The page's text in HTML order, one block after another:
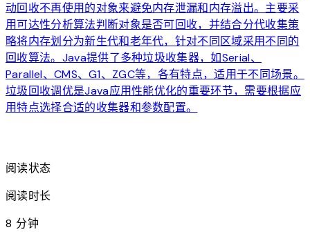
动回收不再使用的对象来避免内存泄漏和内存溢出。主要采
用可达性分析算法判断对象是否可回收，并结合分代收集策
略将内存划分为新生代和老年代，针对不同区域采用不同的
回收算法。Java提供了多种垃圾收集器，如Serial、
Parallel、CMS、G1、ZGC等，各有特点，适用于不同场景。
垃圾回收调优是Java应用性能优化的重要环节，需要根据应
用特点选择合适的收集器和参数配置。
阅读状态
阅读时长
8 分钟